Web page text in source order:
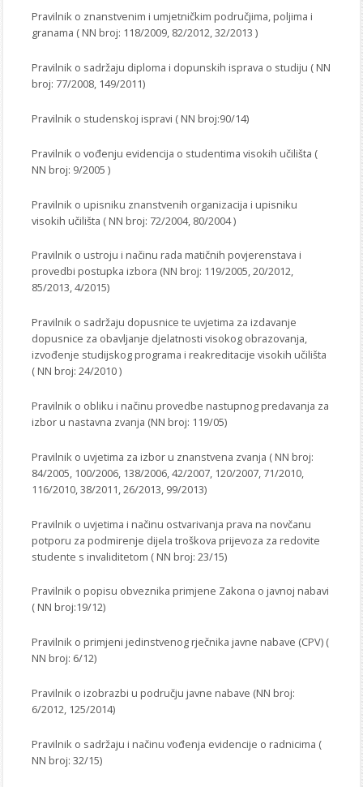
Pravilnik o znanstvenim i umjetničkim područjima, poljima i
granama ( NN broj: 118/2009, 82/2012, 32/2013 )
Pravilnik o sadržaju diploma i dopunskih isprava o studiju ( NN
broj: 77/2008, 149/2011)
Pravilnik o studenskoj ispravi ( NN broj:90/14)
Pravilnik o vođenju evidencija o studentima visokih učilišta (
NN broj: 9/2005 )
Pravilnik o upisniku znanstvenih organizacija i upisniku
visokih učilišta ( NN broj: 72/2004, 80/2004 )
Pravilnik o ustroju i načinu rada matičnih povjerenstava i
provedbi postupka izbora (NN broj: 119/2005, 20/2012,
85/2013, 4/2015)
Pravilnik o sadržaju dopusnice te uvjetima za izdavanje
dopusnice za obavljanje djelatnosti visokog obrazovanja,
izvođenje studijskog programa i reakreditacije visokih učilišta
( NN broj: 24/2010 )
Pravilnik o obliku i načinu provedbe nastupnog predavanja za
izbor u nastavna zvanja (NN broj: 119/05)
Pravilnik o uvjetima za izbor u znanstvena zvanja ( NN broj:
84/2005, 100/2006, 138/2006, 42/2007, 120/2007, 71/2010,
116/2010, 38/2011, 26/2013, 99/2013)
Pravilnik o uvjetima i načinu ostvarivanja prava na novčanu
potporu za podmirenje dijela troškova prijevoza za redovite
studente s invaliditetom ( NN broj: 23/15)
Pravilnik o popisu obveznika primjene Zakona o javnoj nabavi
( NN broj:19/12)
Pravilnik o primjeni jedinstvenog rječnika javne nabave (CPV) (
NN broj: 6/12)
Pravilnik o izobrazbi u području javne nabave (NN broj:
6/2012, 125/2014)
Pravilnik o sadržaju i načinu vođenja evidencije o radnicima (
NN broj: 32/15)